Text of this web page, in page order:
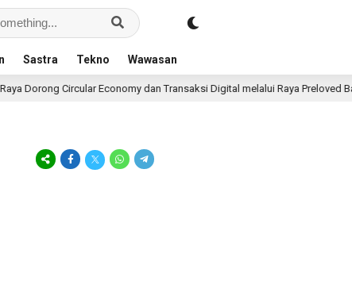
Sastra Tekno Wawasan
Dorong Circular Economy dan Transaksi Digital melalui Raya Preloved